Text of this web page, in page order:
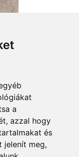
a
azzal hogy
és
jelenít meg,